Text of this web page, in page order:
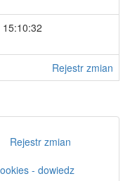
Rejestr zmian
Rejestr zmian
- dowiedz